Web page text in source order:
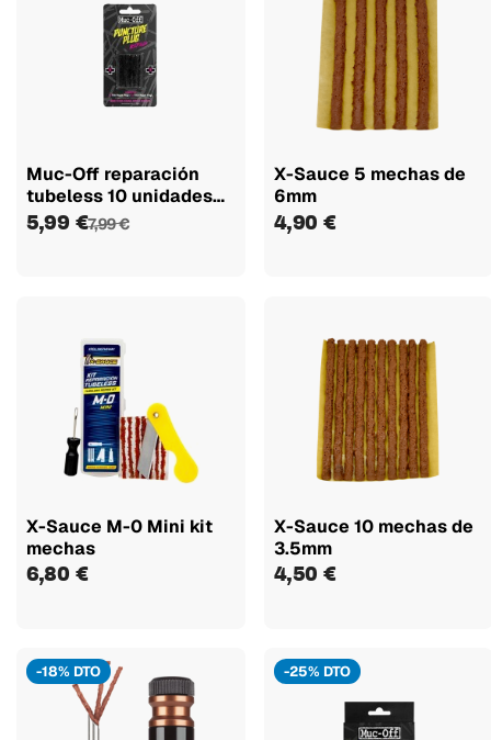
Muc-Off reparación
tubeless 10 unidades
(5...
5,99 €7,99 €
X-Sauce 5 mechas de
6mm
4,90 €
X-Sauce M-0 Mini kit
mechas
6,80 €
X-Sauce 10 mechas de
3.5mm
4,50 €
-18% DTO -25% DTO